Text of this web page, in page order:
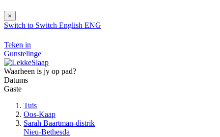
×
Switch to Switch English ENG
Teken in
Gunstelinge
Waarheen is jy op pad?
Datums
Gaste
Tuis
Oos-Kaap
Sarah Baartman-distrik
Nieu-Bethesda